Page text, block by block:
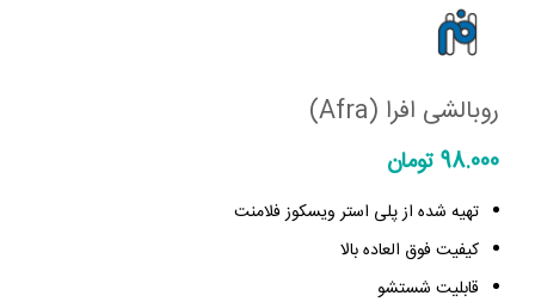
روبالشی افرا (Afra)
98.000 تومان
تهیه شده از پلی استر ویسکوز فلامنت
کیفیت فوق العاده بالا
قابلیت شستشو